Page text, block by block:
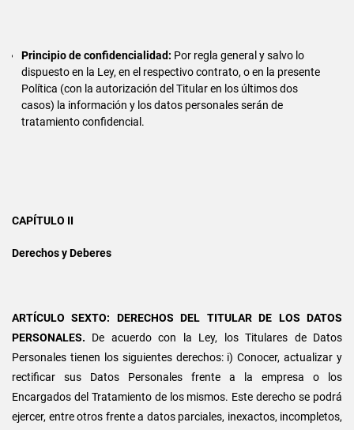
Principio de confidencialidad: Por regla general y salvo lo
dispuesto en la Ley, en el respectivo contrato, o en la presente
Política (con la autorización del Titular en los últimos dos
casos) la información y los datos personales serán de
tratamiento confidencial.
CAPÍTULO II
Derechos y Deberes
ARTÍCULO SEXTO: DERECHOS DEL TITULAR DE LOS DATOS
PERSONALES. De acuerdo con la Ley, los Titulares de Datos
Personales tienen los siguientes derechos: i) Conocer, actualizar y
rectificar sus Datos Personales frente a la empresa o los
Encargados del Tratamiento de los mismos. Este derecho se podrá
ejercer, entre otros frente a datos parciales, inexactos, incompletos,